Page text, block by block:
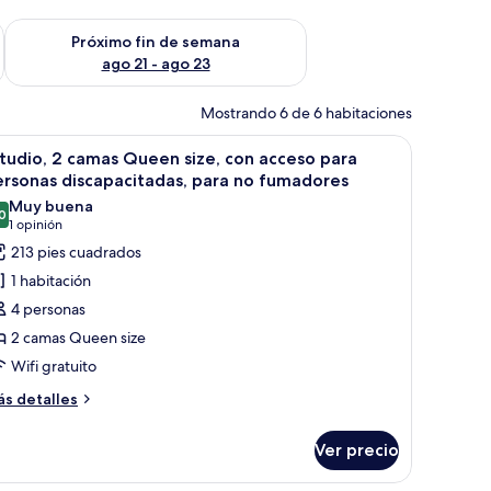
semana ago 14 - ago 16
Próximo fin de semana
ago 21 - ago 23
Consulta la disponibilidad para el próximo fin de semana
Mostrando 6 de 6 habitaciones
en la pared.
y una silla. Habitación de hotel con dos camas, un
5
2 camas Queen size, con acceso para
discapacitadas, para no fumadores
de 10
Muy buena
1 opinión
(1
opinión)
213 pies cuadrados
1 habitación
4 personas
2 camas Queen size
Wifi gratuito
detalles
Ver precio